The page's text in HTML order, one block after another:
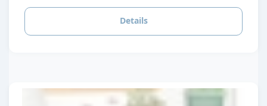
Details